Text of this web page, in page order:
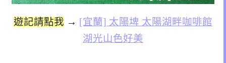
遊記請點我 → [宜蘭] 太陽埤 太陽湖畔咖啡館
湖光山色好美